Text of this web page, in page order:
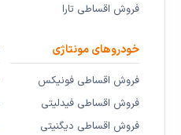
فروش اقساطی تارا
خودروهای مونتاژی
فروش اقساطی فونیکس
فروش اقساطی فیدلیتی
فروش اقساطی دیگنیتی